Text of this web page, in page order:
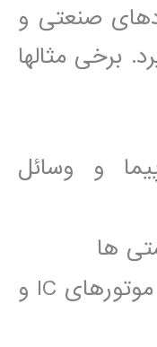
صنعتی و
برخی مثالھا
و وسائل
ھا
نيروگاه: احتراق در موتورھای IC و